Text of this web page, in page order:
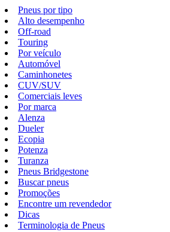
Pneus por tipo
Alto desempenho
Off-road
Touring
Por veículo
Automóvel
Caminhonetes
CUV/SUV
Comerciais leves
Por marca
Alenza
Dueler
Ecopia
Potenza
Turanza
Pneus Bridgestone
Buscar pneus
Promoções
Encontre um revendedor
Dicas
Terminologia de Pneus